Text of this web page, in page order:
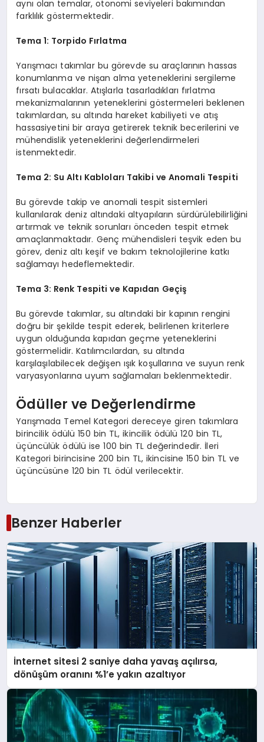
aynı olan temalar, otonomi seviyeleri bakımından
farklılık göstermektedir.
Tema 1: Torpido Fırlatma
Yarışmacı takımlar bu görevde su araçlarının hassas
konumlanma ve nişan alma yeteneklerini sergileme
fırsatı bulacaklar. Atışlarla tasarladıkları fırlatma
mekanizmalarının yeteneklerini göstermeleri beklenen
takımlardan, su altında hareket kabiliyeti ve atış
hassasiyetini bir araya getirerek teknik becerilerini ve
mühendislik yeteneklerini değerlendirmeleri
istenmektedir.
Tema 2: Su Altı Kabloları Takibi ve Anomali Tespiti
Bu görevde takip ve anomali tespit sistemleri
kullanılarak deniz altındaki altyapıların sürdürülebilirliğini
artırmak ve teknik sorunları önceden tespit etmek
amaçlanmaktadır. Genç mühendisleri teşvik eden bu
görev, deniz altı keşif ve bakım teknolojilerine katkı
sağlamayı hedeflemektedir.
Tema 3: Renk Tespiti ve Kapıdan Geçiş
Bu görevde takımlar, su altındaki bir kapının rengini
doğru bir şekilde tespit ederek, belirlenen kriterlere
uygun olduğunda kapıdan geçme yeteneklerini
göstermelidir. Katılımcılardan, su altında
karşılaşılabilecek değişen ışık koşullarına ve suyun renk
varyasyonlarına uyum sağlamaları beklenmektedir.
Ödüller ve Değerlendirme
Yarışmada Temel Kategori dereceye giren takımlara
birincilik ödülü 150 bin TL, ikincilik ödülü 120 bin TL,
üçüncülük ödülü ise 100 bin TL değerindedir. İleri
Kategori birincisine 200 bin TL, ikincisine 150 bin TL ve
üçüncüsüne 120 bin TL ödül verilecektir.
Benzer Haberler
İnternet sitesi 2 saniye daha yavaş açılırsa,
dönüşüm oranını %1’e yakın azaltıyor